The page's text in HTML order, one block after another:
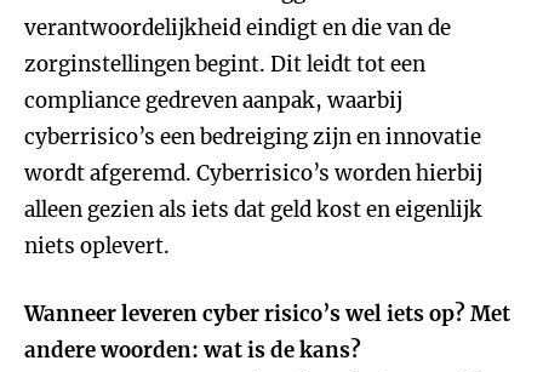
verantwoordelijkheid eindigt en die van de
zorginstellingen begint. Dit leidt tot een
compliance gedreven aanpak, waarbij
cyberrisico’s een bedreiging zijn en innovatie
wordt afgeremd. Cyberrisico’s worden hierbij
alleen gezien als iets dat geld kost en eigenlijk
niets oplevert.
Wanneer leveren cyber risico’s wel iets op? Met
andere woorden: wat is de kans?